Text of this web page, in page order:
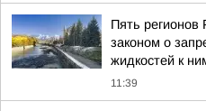
Пять регионов
законом о
жидкостей к
11:39